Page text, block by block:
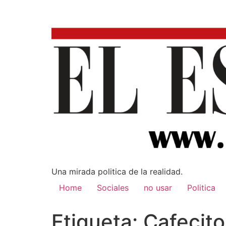
Una mirada poli­tica de la realidad.
Home
Sociales no usar Politica